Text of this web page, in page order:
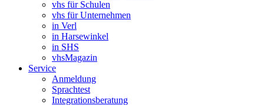
vhs für Schulen
vhs für Unternehmen
in Verl
in Harsewinkel
in SHS
vhsMagazin
Service
Anmeldung
Sprachtest
Integrationsberatung